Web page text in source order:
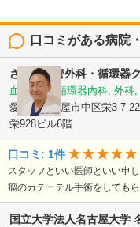
口コミがある病院
さかえ血管外科・循環器
血管外科, 循環器内科, 外科,
愛知県名古屋市中区栄3-7-22
栄928ビル6階
口コミ: 1件
スタッフといい医師といい申
瘤のカテーテル手術をしても
国立大学法人名古屋大学